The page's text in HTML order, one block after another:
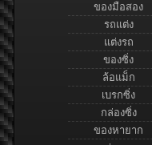
ของมือสอง
รถแต่ง
แต่งรถ
ของซิ่ง
ล้อแม็ก
เบรกซิ่ง
กล่องซิ่ง
ของหายาก